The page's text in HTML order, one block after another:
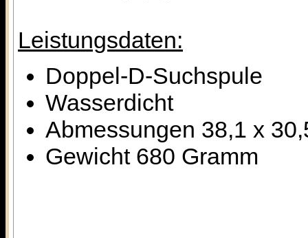
Leistungsdaten:
Doppel-D-Suchspule
Wasserdicht
Abmessungen 38,1 x
Gewicht 680 Gramm